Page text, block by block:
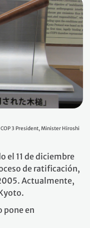
3 President, Minister Hiroshi
el 11 de diciembre
de ratificación,
Actualmente,
pone en